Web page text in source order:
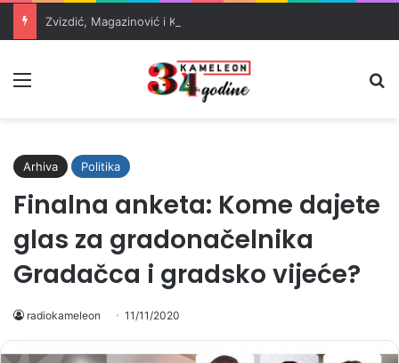
Arhiva Politika
Finalna anketa: Kome dajete
glas za gradonačelnika
Gradačca i gradsko vijeće?
radiokameleon 11/11/2020